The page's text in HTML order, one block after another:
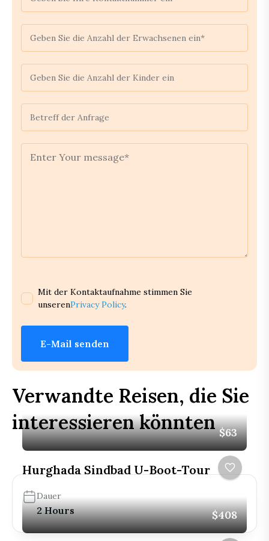
Mit der Kontaktaufnahme stimmen Sie
unserenPrivacy Policy.
E-Mail senden
Verwandte Reisen, die Sie
interessieren könnten $63
Hurghada Sindbad U-Boot-Tour
Dauer
2 Hours $408